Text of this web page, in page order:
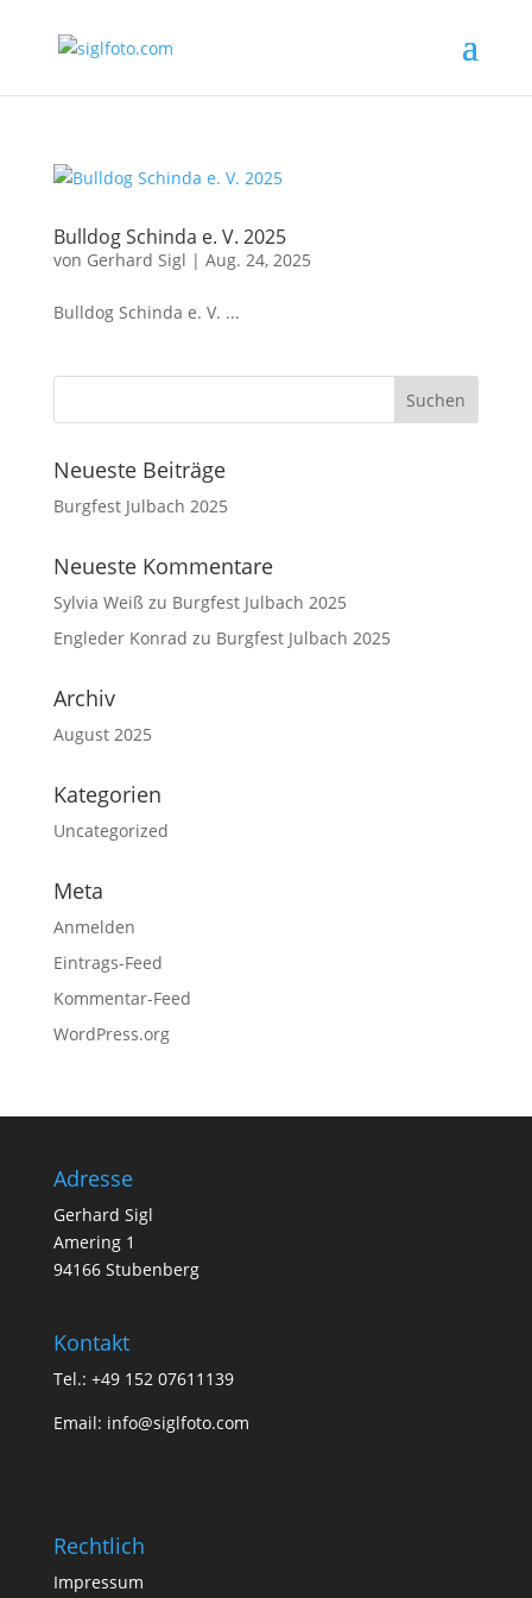
Bulldog Schinda e. V. 2025
von Gerhard Sigl | Aug. 24, 2025
Bulldog Schinda e. V. ...
Neueste Beiträge
Burgfest Julbach 2025
Neueste Kommentare
Sylvia Weiß zu Burgfest Julbach 2025
Engleder Konrad zu Burgfest Julbach 2025
Archiv
August 2025
Kategorien
Uncategorized
Meta
Anmelden
Eintrags-Feed
Kommentar-Feed
WordPress.org
Adresse
Gerhard Sigl
Amering 1
94166 Stubenberg
Kontakt
Tel.: +49 152 07611139
Email: info@siglfoto.com
Rechtlich
Impressum